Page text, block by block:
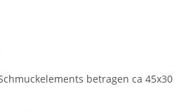
betragen ca 45x30